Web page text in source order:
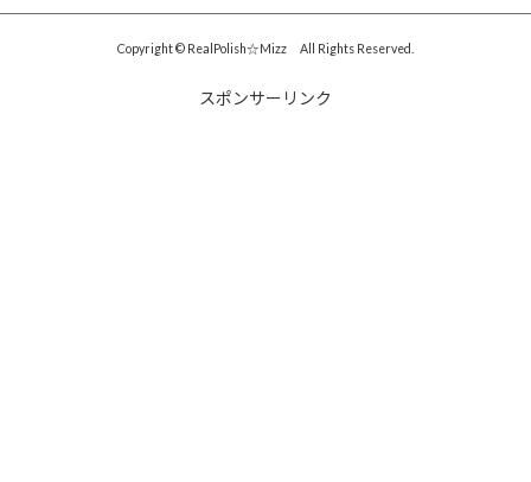
Copyright © RealPolish☆Mizz All Rights Reserved.
スポンサーリンク